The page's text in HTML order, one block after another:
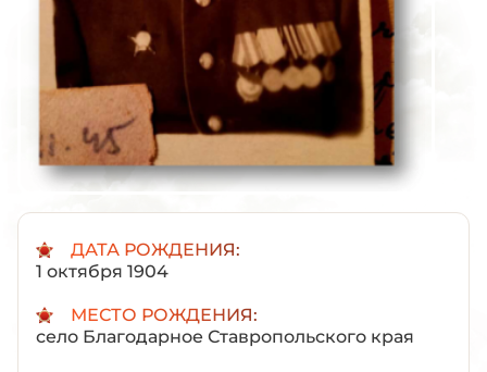
ДАТА РОЖДЕНИЯ:
1 октября 1904
МЕСТО РОЖДЕНИЯ:
село Благодарное Ставропольского края